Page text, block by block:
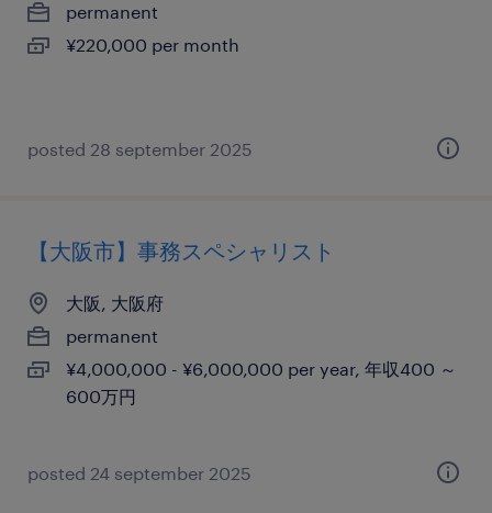
permanent
¥220,000 per month
posted 28 september 2025
【大阪市】事務スペシャリスト
大阪, 大阪府
permanent
¥4,000,000 - ¥6,000,000 per year, 年収400 ～
600万円
posted 24 september 2025